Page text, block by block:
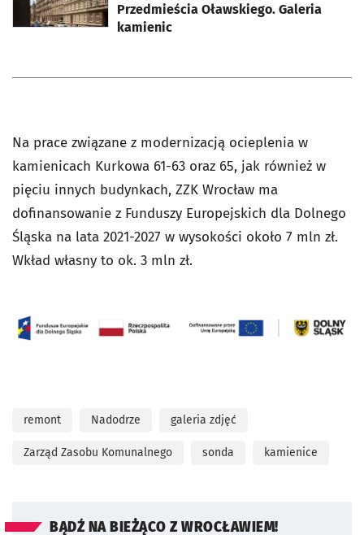
Przedmieścia Oławskiego. Galeria
kamienic
Na prace związane z modernizacją ocieplenia w
kamienicach Kurkowa 61-63 oraz 65, jak również w
pięciu innych budynkach, ZZK Wrocław ma
dofinansowanie z Funduszy Europejskich dla Dolnego
Śląska na lata 2021-2027 w wysokości około 7 mln zł.
Wkład własny to ok. 3 mln zł.
remont Nadodrze galeria zdjęć
Zarząd Zasobu Komunalnego sonda kamienice
BĄDŹ NA BIEŻĄCO Z WROCŁAWIEM!